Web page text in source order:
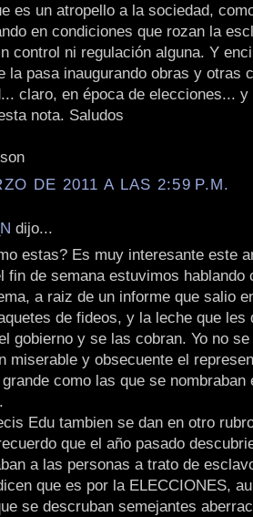
es un atropello a la sociedad,
en condiciones que rozan la
control ni regulación alguna. Y
la pasa inaugurando obras y otras
claro, en época de elecciones...
nota. Saludos
DE 2011 A LAS 2:59 P.M.
dijo...
estas? Es muy interesante este
fin de semana estuvimos hablando
a raiz de un informe que salio
de fideos, y la leche que les
gobierno y se las cobran. Yo no
miserable y obsecuente el
como las que se nombraban
Edu tambien se dan en otro
que el año pasado
a las personas a trato de
que es por la ELECCIONES,
se descruban semejantes